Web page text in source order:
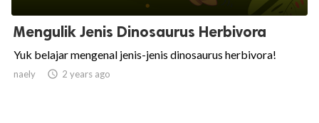
Mengulik Jenis Dinosaurus Herbivora
Yuk belajar mengenal jenis-jenis dinosaurus herbivora!
naely  2 years ago